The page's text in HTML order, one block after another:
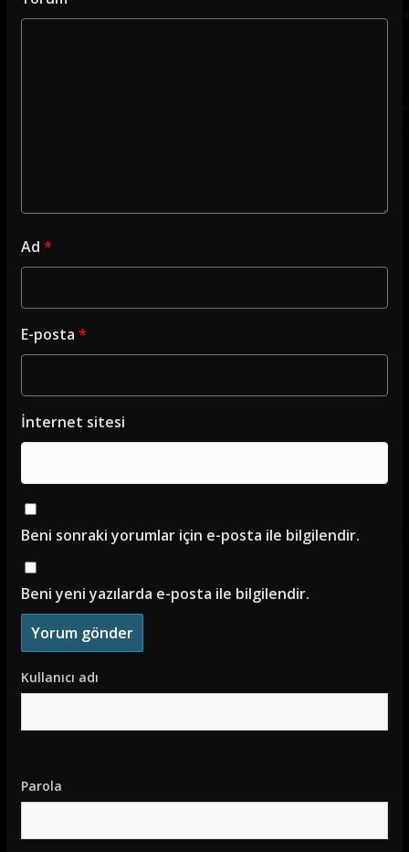
Ad *
E-posta *
İnternet sitesi
Beni sonraki yorumlar için e-posta ile bilgilendir.
Beni yeni yazılarda e-posta ile bilgilendir.
Kullanıcı adı
Parola